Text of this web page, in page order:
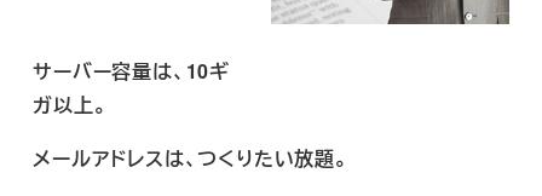
サーバー容量は、10ギ
ガ以上。
メールアドレスは、つくりたい放題。